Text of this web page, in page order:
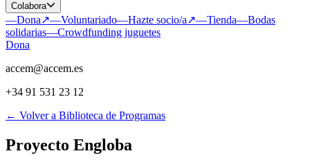
Colabora
—Dona↗—Voluntariado—Hazte socio/a↗—Tienda—Bodas
solidarias—Crowdfunding juguetes
Dona
accem@accem.es
+34 91 531 23 12
← Volver a Biblioteca de Programas
Proyecto Engloba